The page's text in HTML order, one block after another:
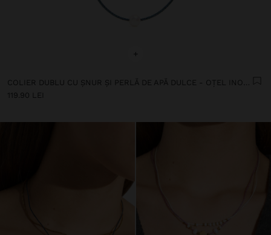
+
COLIER DUBLU CU ȘNUR ȘI PERLĂ DE APĂ DULCE - OȚEL INOXIDABIL
119.90 LEI